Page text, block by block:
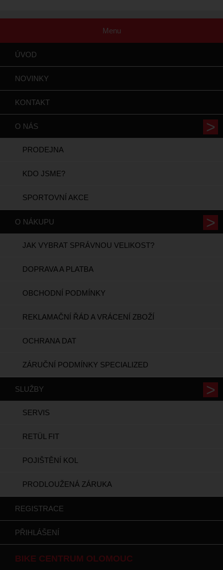
Menu
ÚVOD
NOVINKY
KONTAKT
O NÁS
PRODEJNA
KDO JSME?
SPORTOVNÍ AKCE
O NÁKUPU
JAK VYBRAT SPRÁVNOU VELIKOST?
DOPRAVA A PLATBA
OBCHODNÍ PODMÍNKY
REKLAMAČNÍ ŘÁD A VRÁCENÍ ZBOŽÍ
OCHRANA DAT
ZÁRUČNÍ PODMÍNKY SPECIALIZED
SLUŽBY
SERVIS
RETÜL FIT
POJIŠTĚNÍ KOL
PRODLOUŽENÁ ZÁRUKA
REGISTRACE
PŘIHLÁŠENÍ
BIKE CENTRUM OLOMOUC